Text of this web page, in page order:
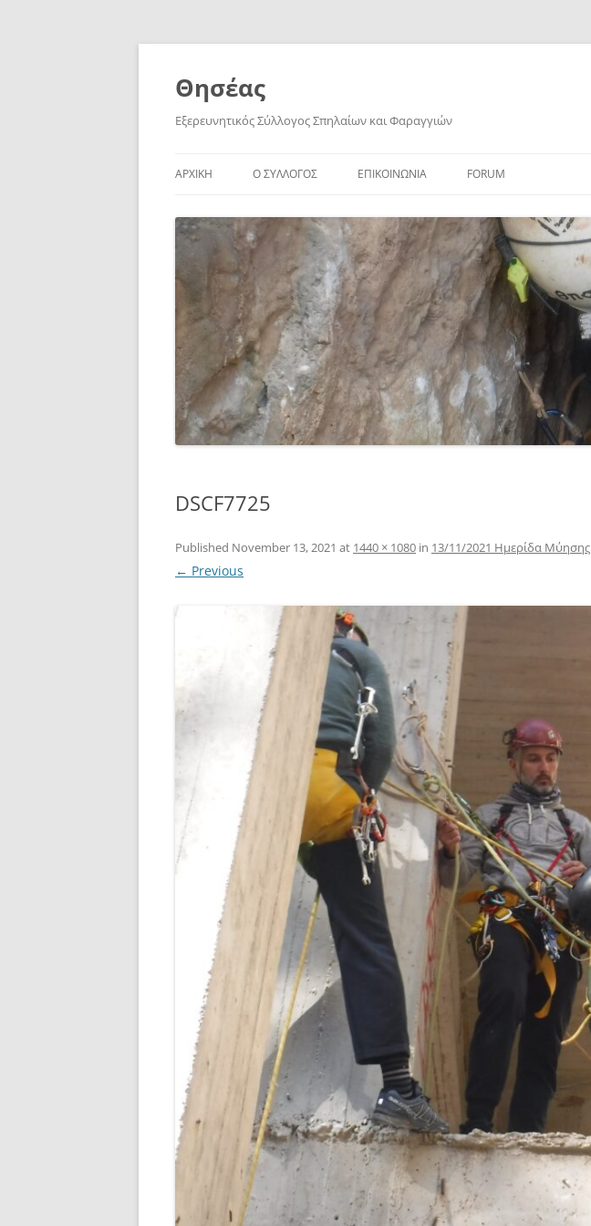
Skip
Θησέας
Εξερευνητικός Σύλλογος Σπηλαίων και Φαραγγιών
ΑΡΧΙΚΗ Ο ΣΥΛΛΟΓΟΣ ΕΠΙΚΟΙΝΩΝΙΑ FORUM
DSCF7725
Published November 13, 2021 at 1440 × 1080 in 13/11/2021 Ημερίδα Μύησης
← Previous